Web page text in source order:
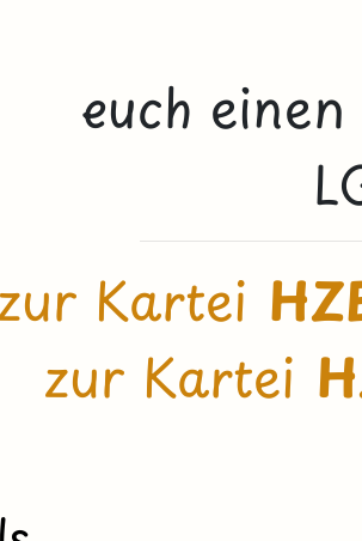
euch
Kartei
zur Kartei